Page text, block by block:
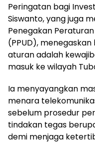
Peringatan bagi
Siswanto, yang juga
Penegakan
(PPUD),
aturan adalah
masuk ke wilayah
Ia menyayangkan
menara
sebelum prosedur
tindakan tegas
demi menjaga